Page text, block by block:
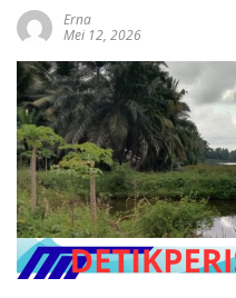
Erna
Mei 12, 2026